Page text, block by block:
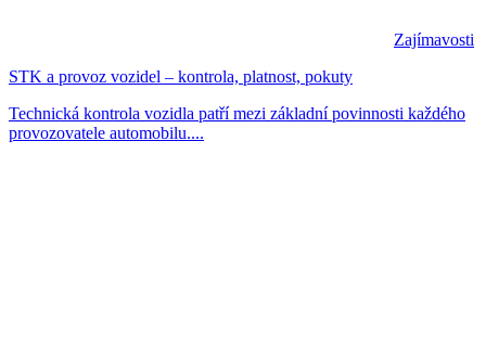
Zajímavosti
STK a provoz vozidel – kontrola, platnost, pokuty
Technická kontrola vozidla patří mezi základní povinnosti každého
provozovatele automobilu....